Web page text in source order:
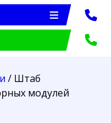
/ Штаб
модулей